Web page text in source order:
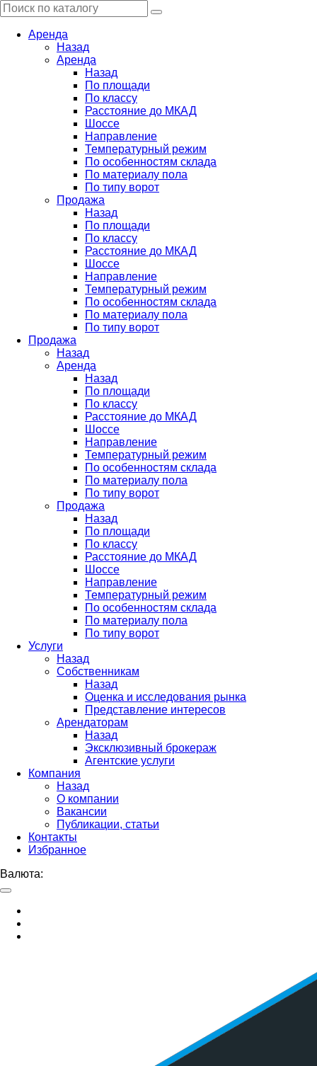
Аренда
Назад
Аренда
Назад
По площади
По классу
Расстояние до МКАД
Шоссе
Направление
Температурный режим
По особенностям склада
По материалу пола
По типу ворот
Продажа
Назад
По площади
По классу
Расстояние до МКАД
Шоссе
Направление
Температурный режим
По особенностям склада
По материалу пола
По типу ворот
Продажа
Назад
Аренда
Назад
По площади
По классу
Расстояние до МКАД
Шоссе
Направление
Температурный режим
По особенностям склада
По материалу пола
По типу ворот
Продажа
Назад
По площади
По классу
Расстояние до МКАД
Шоссе
Направление
Температурный режим
По особенностям склада
По материалу пола
По типу ворот
Услуги
Назад
Собственникам
Назад
Оценка и исследования рынка
Представление интересов
Арендаторам
Назад
Эксклюзивный брокераж
Агентские услуги
Компания
Назад
О компании
Вакансии
Публикации, статьи
Контакты
Избранное
Валюта: